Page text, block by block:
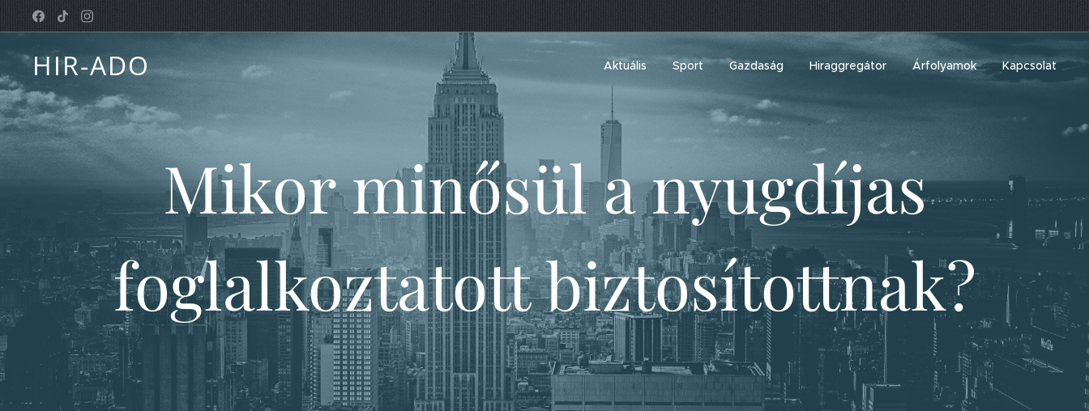
HIR-ADO Aktuális Sport Gazdaság Hiraggregátor Árfolyamok Kapcsolat
Mikor minősül a nyugdíjas
foglalkoztatott biztosítottnak?